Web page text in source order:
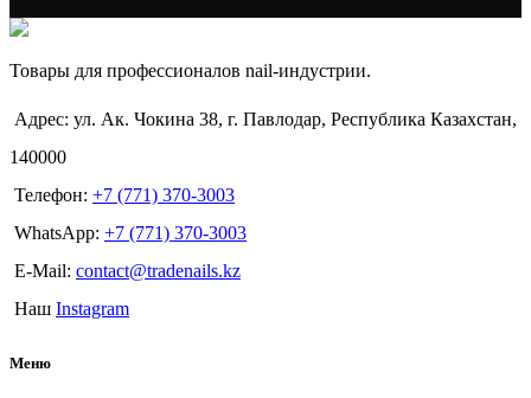
Товары для профессионалов nail-индустрии.
Адрес: ул. Ак. Чокина 38, г. Павлодар, Республика Казахстан,
140000
Телефон: +7 (771) 370-3003
WhatsApp: +7 (771) 370-3003
E-Mail: contact@tradenails.kz
Наш Instagram
Меню